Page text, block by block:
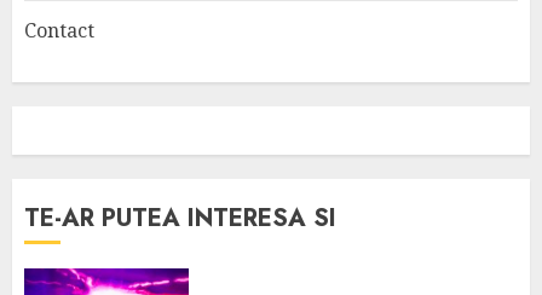
Contact
TE-AR PUTEA INTERESA SI